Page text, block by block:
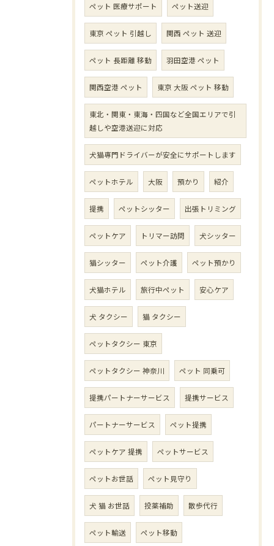
ペット 医療サポート ペット送迎
東京 ペット 引越し 関西 ペット 送迎
ペット 長距離 移動 羽田空港 ペット
関西空港 ペット 東京 大阪 ペット 移動
東北・関東・東海・四国など全国エリアで引
越しや空港送迎に対応
犬猫専門ドライバーが安全にサポートします
ペットホテル 大阪 預かり 紹介
提携 ペットシッター 出張トリミング
ペットケア トリマー訪問 犬シッター
猫シッター ペット介護 ペット預かり
犬猫ホテル 旅行中ペット 安心ケア
犬 タクシー 猫 タクシー
ペットタクシー 東京
ペットタクシー 神奈川 ペット 同乗可
提携パートナーサービス 提携サービス
パートナーサービス ペット提携
ペットケア 提携 ペットサービス
ペットお世話 ペット見守り
犬 猫 お世話 投薬補助 散歩代行
ペット輸送 ペット移動